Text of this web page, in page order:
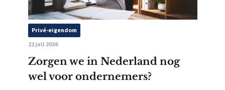
Privé-eigendom
22 juli 2026
Zorgen we in Nederland nog
wel voor ondernemers?